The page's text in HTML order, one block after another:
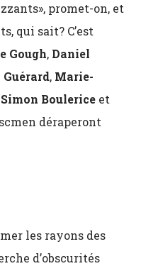
promet-on, et
qui sait? C’est
Gough, Daniel
, Marie-
Simon Boulerice et
déraperont
les rayons des
d’obscurités